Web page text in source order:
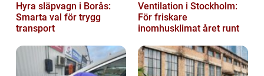
Hyra släpvagn i Borås:
Smarta val för trygg
transport
Ventilation i Stockholm:
För friskare
inomhusklimat året runt